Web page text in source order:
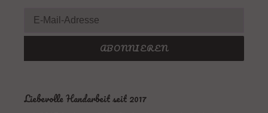
ABONNIEREN
Liebevolle Handarbeit seit 2017